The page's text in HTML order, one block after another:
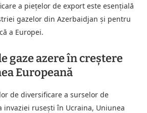
a piețelor de export este esențială
gazelor din Azerbaidjan și pentru
a Europei.
gaze azere în creștere
Europeană
de diversificare a surselor de
invaziei rusești în Ucraina, Uniunea